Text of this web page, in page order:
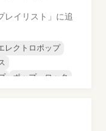
レイリスト」に追
レクトロポップ
ポップ・ロック